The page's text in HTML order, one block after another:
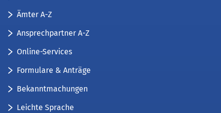
Ämter A-Z
Ansprechpartner A-Z
Online-Services
Formulare & Anträge
Bekanntmachungen
Leichte Sprache